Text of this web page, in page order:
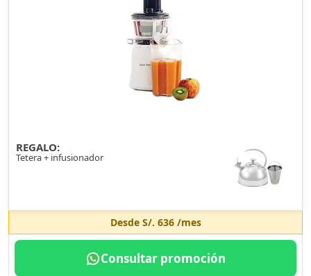
REGALO:
Tetera + infusionador
Desde S/. 636/mes
Consultar promoción